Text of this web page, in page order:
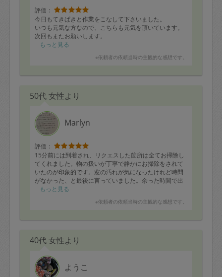
評価：
今日もてきぱきと作業をこなして下さいました。
いつも元気な方なので、こちらも元気を頂いています。
次回もまたお願いします。
もっと見る
※依頼者の依頼当時の主観的な感想です。
50代 女性より
Marlyn
評価：
15分前には到着され、リクエスした箇所は全てお掃除し
てくれました。物の扱いが丁寧で静かにお掃除をされて
いたのが印象的です。窓の汚れが気になったけれど時間
がなかった、と最後に言っていました。余った時間で出
来ることを考えながら動いているところにプロ意識を感
もっと見る
※依頼者の依頼当時の主観的な感想です。
40代 女性より
ようこ